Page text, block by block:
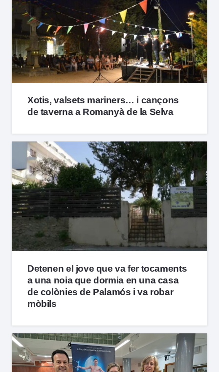
Xotis, valsets mariners… i cançons
de taverna a Romanyà de la Selva
Detenen el jove que va fer tocaments
a una noia que dormia en una casa
de colònies de Palamós i va robar
mòbils